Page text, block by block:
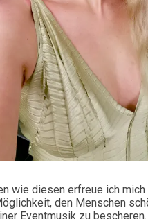
wie diesen erfreue ich mich
den Menschen
Eventmusik zu